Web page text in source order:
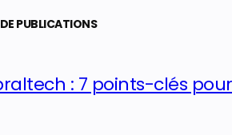
PUBLICATIONS
: 7 points-clés